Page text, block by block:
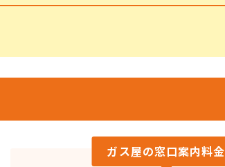
ガス屋の窓口案内料金